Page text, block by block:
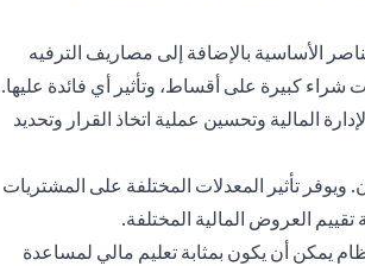
الأساسية بالإضافة إلى مصاريف الترفيه
كبيرة على أقساط، وتأثير أي فائدة عليها.
المالية وتحسين عملية اتخاذ القرار وتحديد
ويوفر تأثير المعدلات المختلفة على المشتريات
العروض المالية المختلفة.
يمكن أن يكون بمثابة تعليم مالي لمساعدة